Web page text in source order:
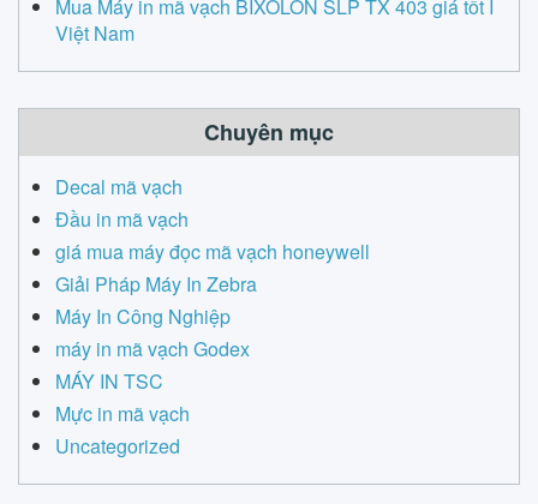
Mua Máy in mã vạch BIXOLON SLP TX 403 giá tốt I
Việt Nam
Chuyên mục
Decal mã vạch
Đầu in mã vạch
giá mua máy đọc mã vạch honeywell
Giải Pháp Máy In Zebra
Máy In Công Nghiệp
máy in mã vạch Godex
MÁY IN TSC
Mực in mã vạch
Uncategorized